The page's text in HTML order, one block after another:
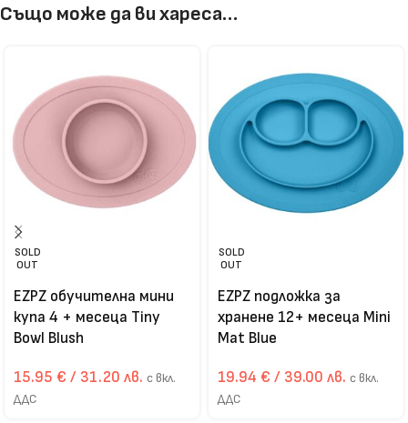
Също може да ви хареса…
SOLD
OUT
EZPZ обучителна мини
купа 4 + месеца Tiny
Bowl Blush
15.95 € / 31.20 лв. с вкл.
ДДС
SOLD
OUT
EZPZ подложка за
хранене 12+ месеца Mini
Mat Blue
19.94 € / 39.00 лв. с вкл.
ДДС